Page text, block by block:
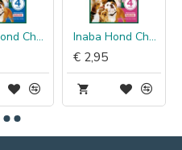
Inaba Hond Churu Puree Kip met Tonijn Inaba Hond Churu Puree Kip met Zalm
€ 2,95